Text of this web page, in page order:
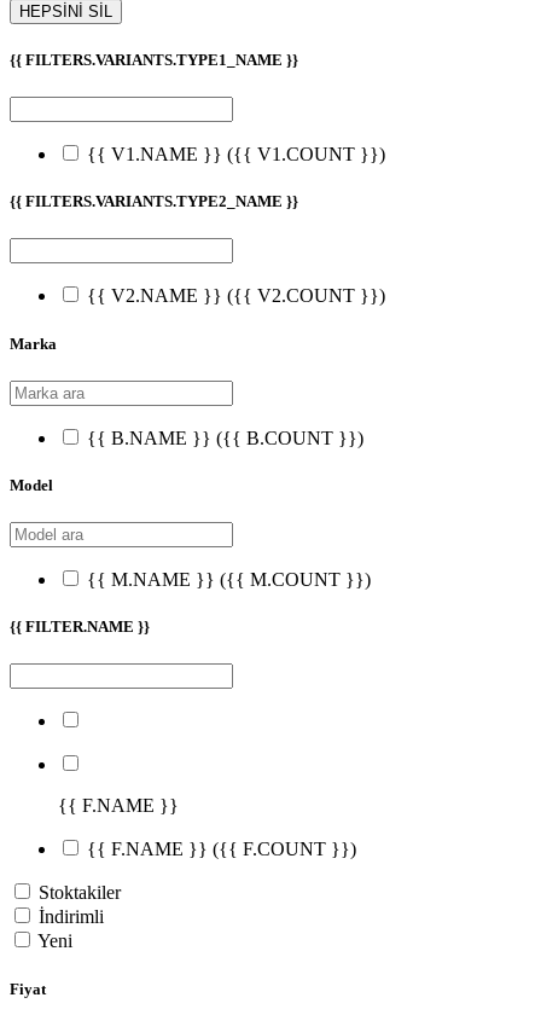
HEPSİNİ SİL
{{ FILTERS.VARIANTS.TYPE1_NAME }}
{{ V1.NAME }} ({{ V1.COUNT }})
{{ FILTERS.VARIANTS.TYPE2_NAME }}
{{ V2.NAME }} ({{ V2.COUNT }})
Marka
{{ B.NAME }} ({{ B.COUNT }})
Model
{{ M.NAME }} ({{ M.COUNT }})
{{ FILTER.NAME }}
{{ F.NAME }}
{{ F.NAME }} ({{ F.COUNT }})
Stoktakiler
İndirimli
Yeni
Fiyat